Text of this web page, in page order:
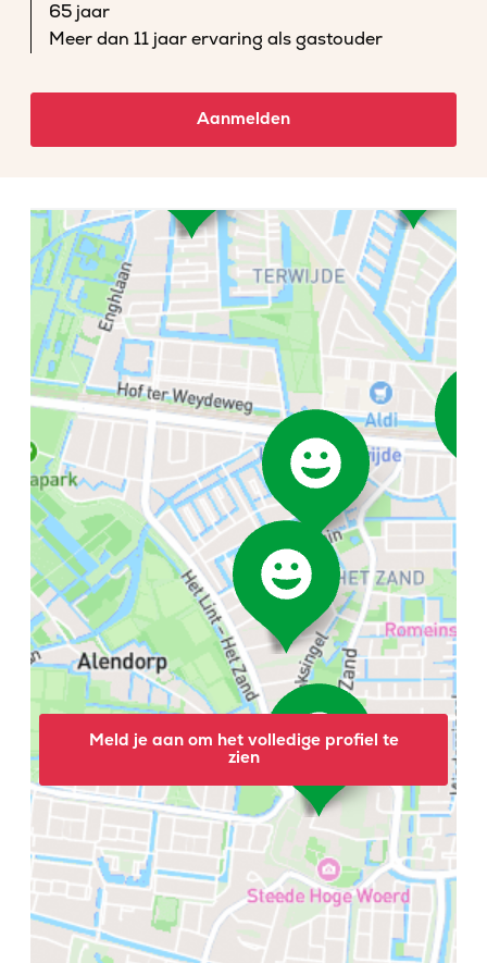
65 jaar
Meer dan 11 jaar ervaring als gastouder
Aanmelden
Meld je aan om het volledige profiel te
zien